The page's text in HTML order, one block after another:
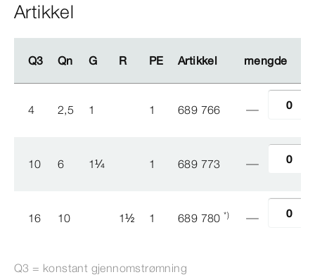
Artikkel
Q3 Qn G R PE Artikkel mengde
Q3 Qn G R PE Artikkel mengde
4 2,5 1 1 689 766
10 6 1¼ 1 689 773
16 10 1½ 1 689 780 *)
Q3 = konstant gjennomstrømning